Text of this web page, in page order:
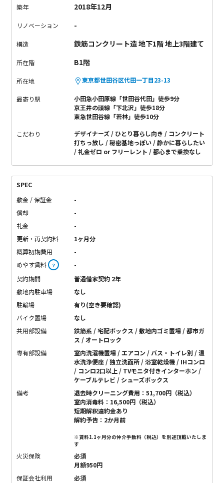
築年 2018年12月
リノベーション -
構造 鉄筋コンクリート造 地下1階 地上3階建て
所在階 B1階
所在地 東京都世田谷区代田一丁目23-13
最寄り駅
小田急小田原線「世田谷代田」徒歩9分
京王井の頭線「下北沢」徒歩18分
東急世田谷線「若林」徒歩10分
こだわり デザイナーズ ひとり暮らし向き
コンクリート
打ちっ放し
秘密基地っぽい
静かに暮らしたい
礼金ゼロ or フリーレント
都心まで乗換なし
SPEC
敷金 / 保証金
-
償却
-
礼金
-
更新・再契約料
1ヶ月分
概算初期費用
-
めやす賃料 ？
-
契約期間
普通借家契約 2年
敷地内駐車場
なし
駐輪場
有り(空き要確認)
バイク置場
なし
共用部設備
鉄筋系 / 宅配ボックス / 敷地内ゴミ置場 / 都市ガ
ス / オートロック
専有部設備
室内洗濯機置場 / エアコン / バス・トイレ別 / 温
水洗浄便座 / 独立洗面所 / 浴室乾燥機 / IHコンロ
/ コンロ2口以上 / TVモニタ付きインターホン /
ケーブルテレビ / シューズボックス
備考
退去時クリーニング費用：51,700円（税込）
室内消毒料：16,500円（税込）
短期解釈違約金あり
解約予告：2か月前
※賃料1.1ヶ月分の仲介手数料（税込）を別途頂戴いたしま
す
火災保険
必須
月額950円
保証会社利用
必須